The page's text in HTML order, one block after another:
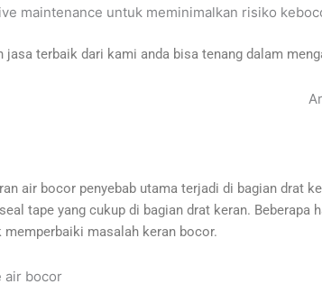
maintenance untuk meminimalkan risiko
jasa terbaik dari kami anda bisa tenang dalam
air bocor penyebab utama terjadi di bagian drat
tape yang cukup di bagian drat keran.
memperbaiki masalah keran bocor.
air bocor